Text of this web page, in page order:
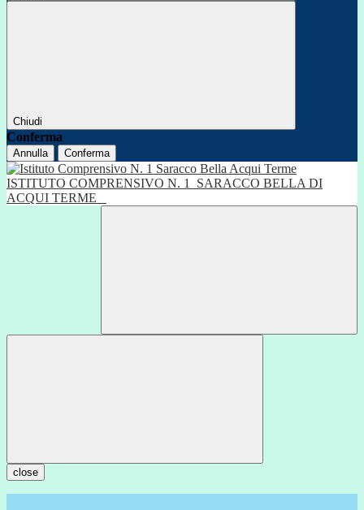
Chiudi
Conferma
Annulla Conferma
ISTITUTO COMPRENSIVO N. 1
SARACCO BELLA DI
ACQUI TERME
close